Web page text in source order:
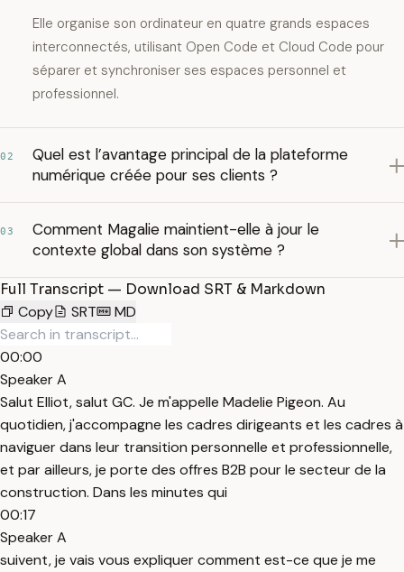
Elle organise son ordinateur en quatre grands espaces
interconnectés, utilisant Open Code et Cloud Code pour
séparer et synchroniser ses espaces personnel et
professionnel.
02
Quel est l’avantage principal de la plateforme
numérique créée pour ses clients ?
03
Comment Magalie maintient-elle à jour le
contexte global dans son système ?
Full Transcript — Download SRT & Markdown
Copy
SRT MD
00:00
Speaker A
Salut Elliot, salut GC. Je m'appelle Madelie Pigeon. Au
quotidien, j'accompagne les cadres dirigeants et les cadres à
naviguer dans leur transition personnelle et professionnelle,
et par ailleurs, je porte des offres B2B pour le secteur de la
construction. Dans les minutes qui
00:17
Speaker A
suivent, je vais vous expliquer comment est-ce que je me